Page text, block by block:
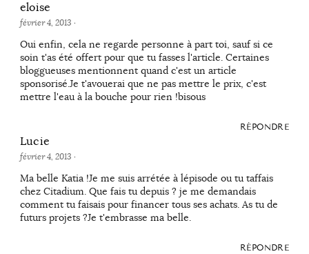
eloise
février 4, 2013 ·
Oui enfin, cela ne regarde personne à part toi, sauf si ce
soin t'as été offert pour que tu fasses l'article. Certaines
bloggueuses mentionnent quand c'est un article
sponsorisé.Je t'avouerai que ne pas mettre le prix, c'est
mettre l'eau à la bouche pour rien !bisous
RÉPONDRE
Lucie
février 4, 2013 ·
Ma belle Katia !Je me suis arrétée à lépisode ou tu taffais
chez Citadium. Que fais tu depuis ? je me demandais
comment tu faisais pour financer tous ses achats. As tu de
futurs projets ?Je t'embrasse ma belle.
RÉPONDRE